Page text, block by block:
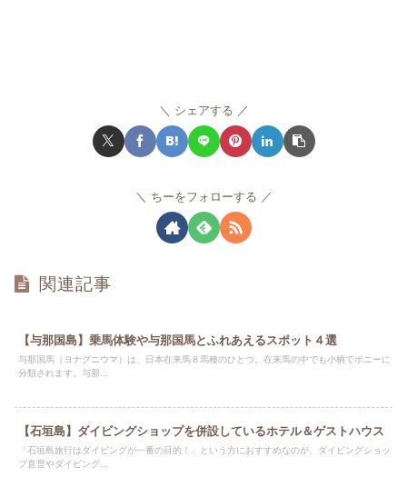
シェアする
ちーをフォローする
関連記事
【与那国島】乗馬体験や与那国馬とふれあえるスポット４選
与那国馬（ヨナグニウマ）は、日本在来馬８馬種のひとつ。在来馬の中でも小柄でポニーに
分類されます。与那...
【石垣島】ダイビングショップを併設しているホテル＆ゲストハウス
「石垣島旅行はダイビングが一番の目的！」という方におすすめなのが、ダイビングショッ
プ直営やダイビング...